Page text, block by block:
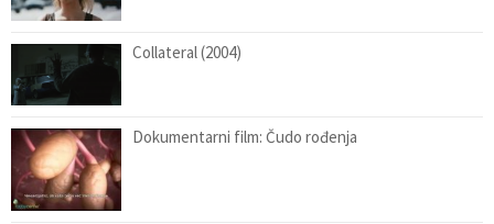
Collateral (2004)
Dokumentarni film: Čudo rođenja